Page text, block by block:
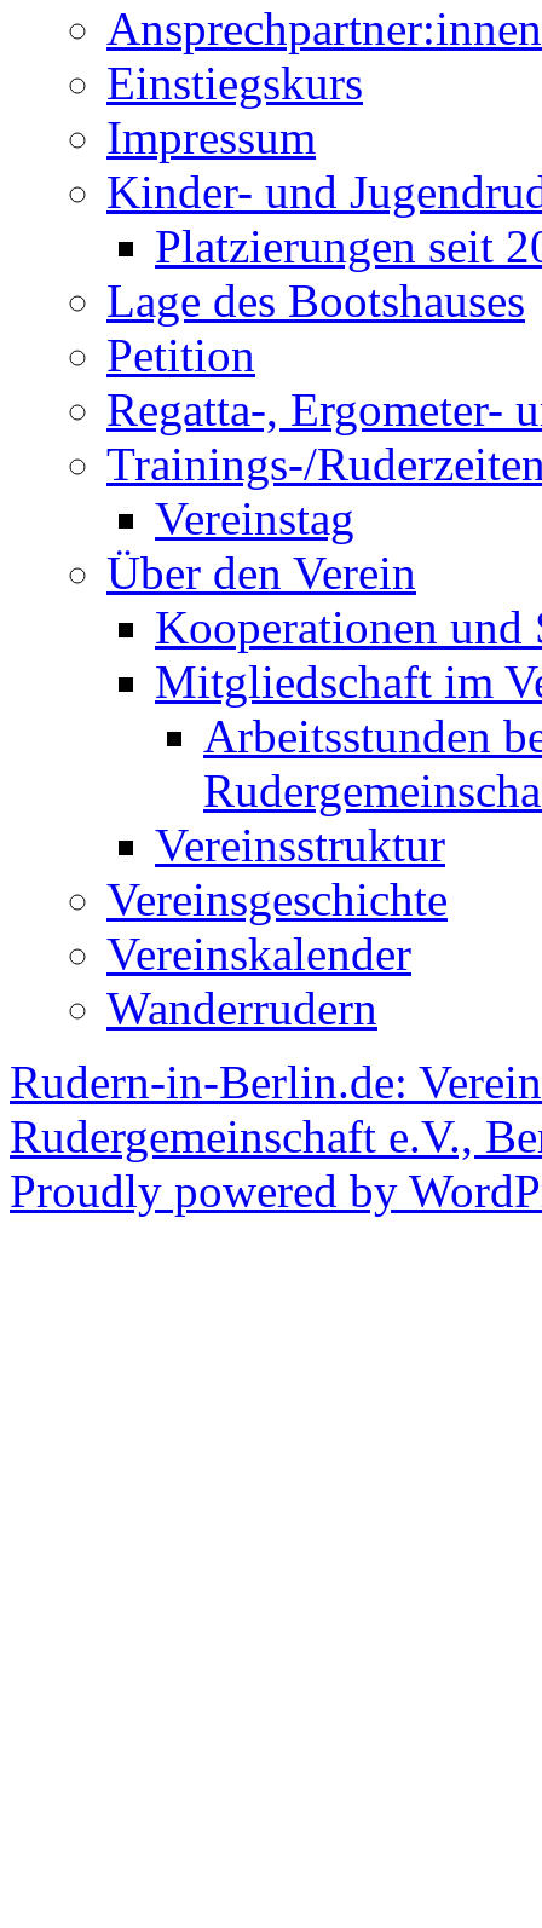
Ansprechpartner:innen
Einstiegskurs
Impressum
Kinder- und
Platzierungen seit
Lage des Bootshauses
Petition
Regatta-, Ergometer-
Trainings-/
Vereinstag
Über den Verein
Kooperationen und
Mitgliedschaft im
Arbeitsstunden
Vereinsstruktur
Vereinsgeschichte
Vereinskalender
Wanderrudern
Rudern-in-Berlin.de:
Rudergemeinschaft e.V.,
Proudly powered by